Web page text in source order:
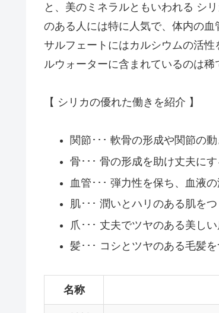
と、美のミネラルともいわれる シ
のある人には特に人気で、体内の血
サルフェートにはカルシウムの活
ルウォーターに含まれているのは稀
【 シリカの優れた働きを紹介 】
関節･･･ 軟骨の形成や関節の
骨･･･ 骨の形成を助け丈夫にす
血管･･･ 弾力性を保ち、血液
肌･･･ 潤いとハリのある肌をつ
爪･･･ 丈夫でツヤのある美し
髪･･･ コシとツヤのある毛髪
名称